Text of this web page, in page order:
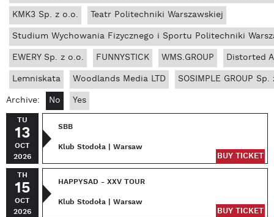
KMK3 Sp. z o.o.
Teatr Politechniki Warszawskiej
Studium Wychowania Fizycznego i Sportu Politechniki
EWERY Sp. z o.o.
FUNNYSTICK WMS.GROUP
Distorted
Lemniskata
Woodlands Media LTD
SOSIMPLE GROUP
Archive:
No Yes
TU
13
OCT
2026
SBB
Klub Stodoła | Warsaw
BUY TICKET
TH
15
OCT
2026
HAPPYSAD - XXV TOUR
Klub Stodoła | Warsaw
BUY TICKET